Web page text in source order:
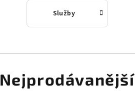
Služby
Nejprodávanější